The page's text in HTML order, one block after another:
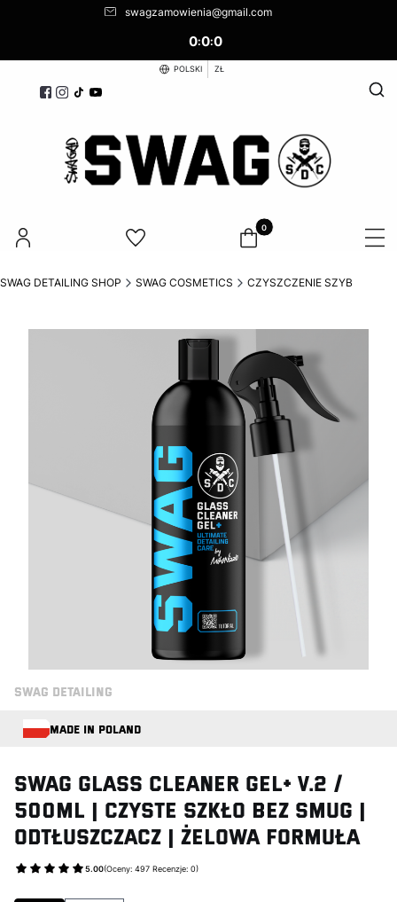
swagzamowienia@gmail.com
0:0:0
POLSKI ZŁ
Produkty w koszyku: 0.
SWAG DETAILING SHOP SWAG COSMETICS CZYSZCZENIE SZYB
SWAG DETAILING
MADE IN POLAND
Swag GLASS CLEANER GEL+ V.2 /
500ml | Czyste Szkło Bez Smug |
Odtłuszczacz | Żelowa Formuła
5.00(Oceny: 497 Recenzje: 0)
Przejdź do sekcji Opinie